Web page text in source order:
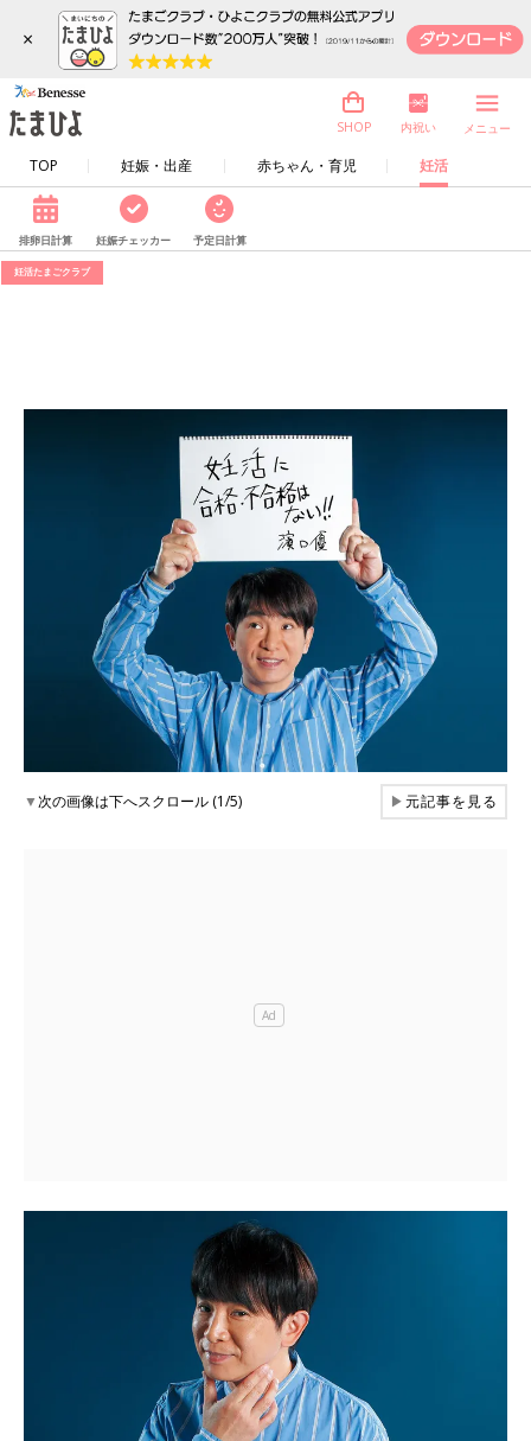
×
TOP 妊娠・出産 赤ちゃん・育児 妊活
SHOP 内祝い メニュー
排卵日計算 妊娠チェッカー 予定日計算
妊活たまごクラブ
▼次の画像は下へスクロール (1/5) ▶元記事を見る